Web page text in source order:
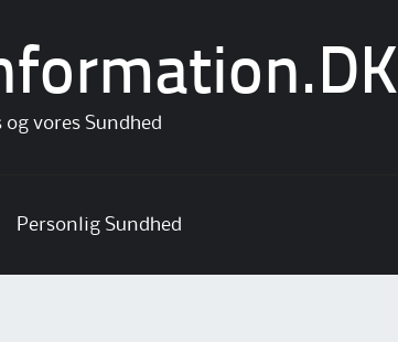
og vores Sundhed
Personlig Sundhed